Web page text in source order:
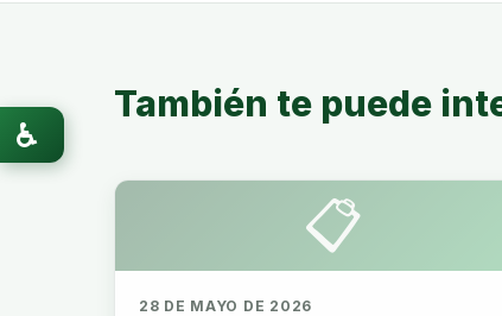
También te puede
📋
28 DE MAYO DE 2026
♿